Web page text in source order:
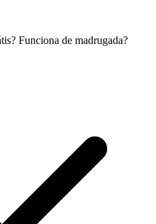
Funciona de madrugada?